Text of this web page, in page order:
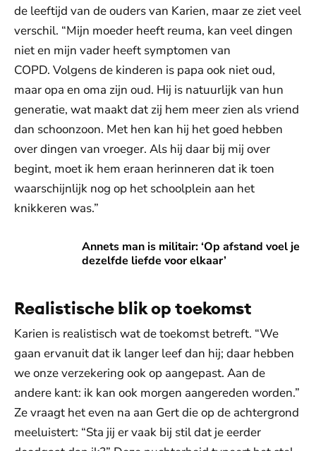
de leeftijd van de ouders van Karien, maar ze ziet veel
verschil. “Mijn moeder heeft reuma, kan veel dingen
niet en mijn vader heeft symptomen van
COPD. Volgens de kinderen is papa ook niet oud,
maar opa en oma zijn oud. Hij is natuurlijk van hun
generatie, wat maakt dat zij hem meer zien als vriend
dan schoonzoon. Met hen kan hij het goed hebben
over dingen van vroeger. Als hij daar bij mij over
begint, moet ik hem eraan herinneren dat ik toen
waarschijnlijk nog op het schoolplein aan het
knikkeren was.”
Annets man is militair: ‘Op afstand voel je
dezelfde liefde voor elkaar’
Annets man is militair: ‘Op afstand voel je dezelfde liefde
Realistische blik op toekomst
Karien is realistisch wat de toekomst betreft. “We
gaan ervanuit dat ik langer leef dan hij; daar hebben
we onze verzekering ook op aangepast. Aan de
andere kant: ik kan ook morgen aangereden worden.”
Ze vraagt het even na aan Gert die op de achtergrond
meeluistert: “Sta jij er vaak bij stil dat je eerder